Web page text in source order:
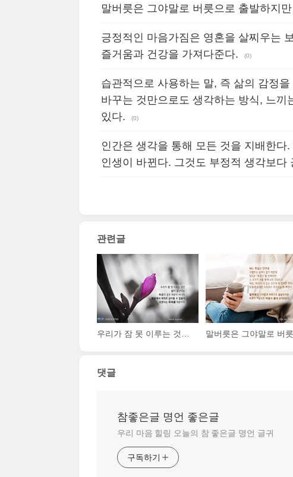
말버릇은 그야말로 버릇으로 출발하지
긍정적인 마음가짐은 영혼을 살찌우는
즐거움과 건강을 가져다준다.
(0)
습관적으로 사용하는 말, 즉 삶의 감정
바꾸는 것만으로도 생각하는 방식, 느
있다.
(0)
인간은 생각을 통해 모든 것을 지배한
인생이 바뀐다. 그것도 부정적 생각보다
관련글
댓글
참좋은글 명언 좋은글
우리 마음 힐링 오늘의 참 좋은글 명언 글귀
구독하기